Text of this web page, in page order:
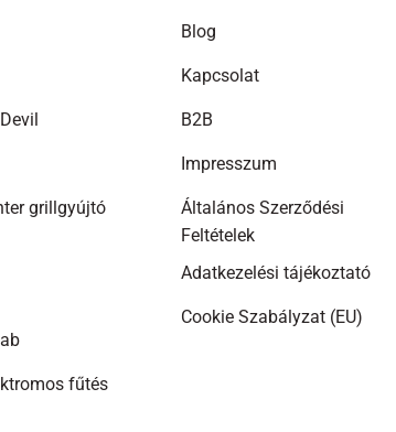
grillgyújtó
fűtés
Blog
Kapcsolat
B2B
Impresszum
Általános Szerződési
Feltételek
Adatkezelési tájékoztató
Cookie Szabályzat (EU)